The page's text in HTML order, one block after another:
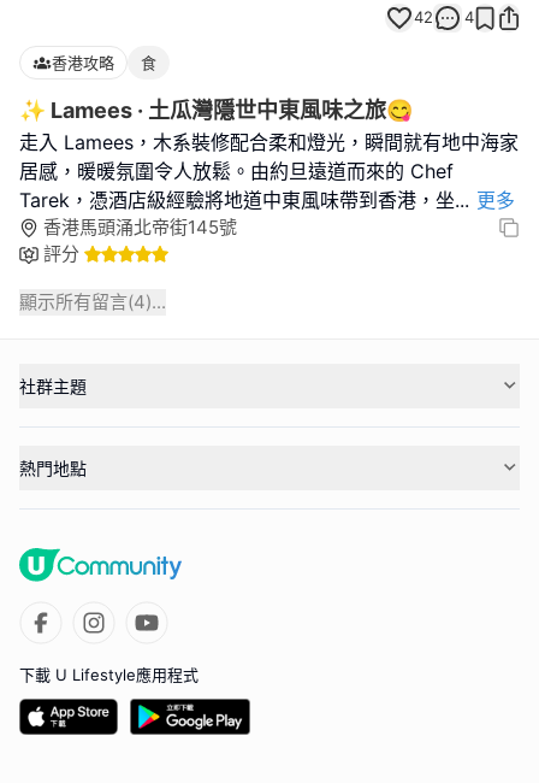
42 4
香港攻略 食
✨ Lamees · 土瓜灣隱世中東風味之旅😋
走入 Lamees，木系裝修配合柔和燈光，瞬間就有地中海家
居感，暖暖氛圍令人放鬆。由約旦遠道而來的 Chef
Tarek，憑酒店級經驗將地道中東風味帶到香港，坐... 更多
香港馬頭涌北帝街145號
評分
顯示所有留言(4)...
社群主題
熱門地點
下載 U Lifestyle應用程式